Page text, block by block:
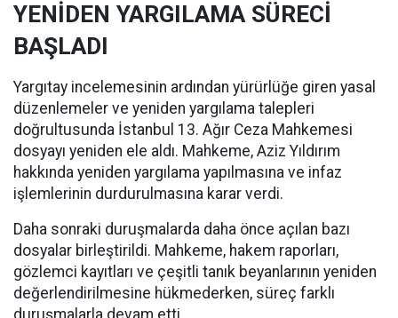
YENİDEN YARGILAMA SÜRECİ
BAŞLADI
Yargıtay incelemesinin ardından yürürlüğe giren yasal
düzenlemeler ve yeniden yargılama talepleri
doğrultusunda İstanbul 13. Ağır Ceza Mahkemesi
dosyayı yeniden ele aldı. Mahkeme, Aziz Yıldırım
hakkında yeniden yargılama yapılmasına ve infaz
işlemlerinin durdurulmasına karar verdi.
Daha sonraki duruşmalarda daha önce açılan bazı
dosyalar birleştirildi. Mahkeme, hakem raporları,
gözlemci kayıtları ve çeşitli tanık beyanlarının yeniden
değerlendirilmesine hükmederken, süreç farklı